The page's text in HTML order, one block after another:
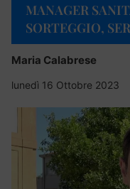
MANAGER
SORTEGGIO,
Maria Calabrese
lunedì 16 Ottobre 2023